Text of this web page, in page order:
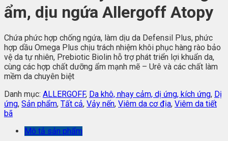
ẩm, dịu ngứa Allergoff Atopy
Chứa phức hợp chống ngứa, làm dịu da Defensil Plus, phức
hợp dầu Omega Plus chịu trách nhiệm khôi phục hàng rào bảo
vệ da tự nhiên, Prebiotic Biolin hỗ trợ phát triển lợi khuẩn da,
cùng các hợp chất dưỡng ẩm mạnh mẽ – Urê và các chất làm
mềm da chuyên biệt
Danh mục: ALLERGOFF, Da khô, nhạy cảm, dị ứng, kích ứng, Dị
ứng, Sản phẩm, Tất cả, Vảy nến, Viêm da cơ địa, Viêm da tiết
bã
Mô tả sản phẩm